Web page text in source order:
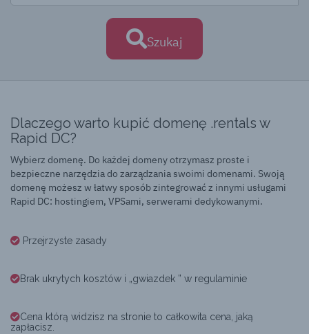
Szukaj
Dlaczego warto kupić domenę .rentals w
Rapid DC?
Wybierz domenę. Do każdej domeny otrzymasz proste i
bezpieczne narzędzia do zarządzania swoimi domenami. Swoją
domenę możesz w łatwy sposób zintegrować z innymi usługami
Rapid DC: hostingiem, VPSami, serwerami dedykowanymi.
Przejrzyste zasady
Brak ukrytych kosztów i „gwiazdek ” w regulaminie
Cena którą widzisz na stronie to całkowita cena, jaką
zapłacisz.